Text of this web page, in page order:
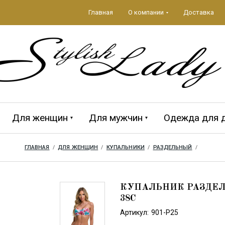
Главная О компании Доставка
Для женщин Для мужчин Одежда для
ГЛАВНАЯ
  /
ДЛЯ ЖЕНЩИН
  /
КУПАЛЬНИКИ
  /
РАЗДЕЛЬНЫЙ
  /
КУПАЛЬНИК
38C
Артикул: 901-P25